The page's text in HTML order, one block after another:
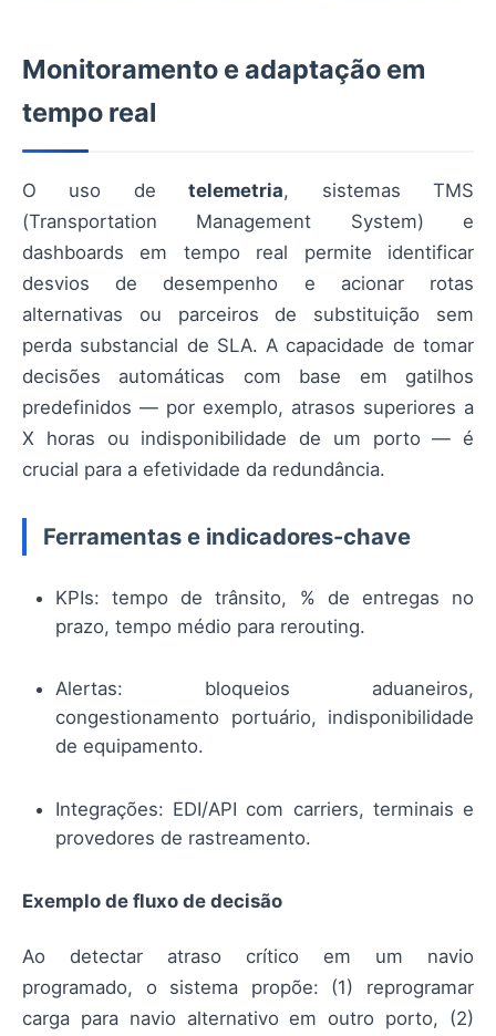
Monitoramento e adaptação em
tempo real
O uso detelemetria, sistemas TMS
(Transportation Management System) e
dashboards em tempo real permite identificar
desvios de desempenho e acionar rotas
alternativas ou parceiros de substituição sem
perda substancial de SLA. A capacidade de tomar
decisões automáticas com base em gatilhos
predefinidos — por exemplo, atrasos superiores a
X horas ou indisponibilidade de um porto — é
crucial para a efetividade da redundância.
Ferramentas e indicadores-chave
KPIs: tempo de trânsito, % de entregas no
prazo, tempo médio para rerouting.
Alertas: bloqueios aduaneiros,
congestionamento portuário, indisponibilidade
de equipamento.
Integrações: EDI/API com carriers, terminais e
provedores de rastreamento.
Exemplo de fluxo de decisão
Ao detectar atraso crítico em um navio
programado, o sistema propõe: (1) reprogramar
carga para navio alternativo em outro porto, (2)